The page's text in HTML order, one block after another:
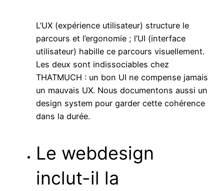
L’UX (expérience utilisateur) structure le
parcours et l’ergonomie ; l’UI (interface
utilisateur) habille ce parcours visuellement.
Les deux sont indissociables chez
THATMUCH : un bon UI ne compense jamais
un mauvais UX. Nous documentons aussi un
design system pour garder cette cohérence
dans la durée.
Le webdesign
inclut-il la